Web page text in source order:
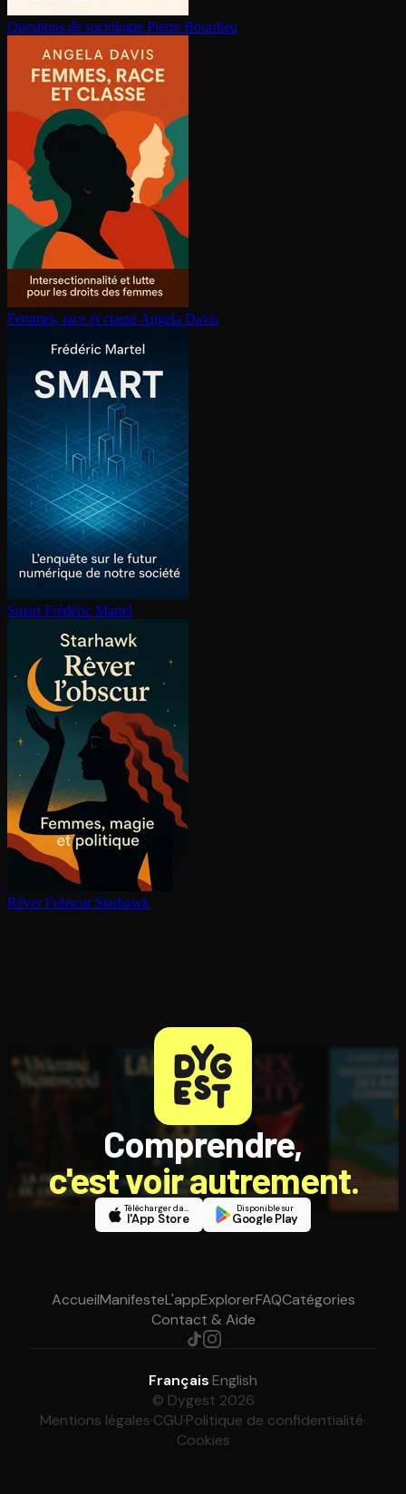
Questions de sociologie Pierre Bourdieu
Femmes, race et classe Angela Davis
Smart Frédéric Martel
Rêver l’obscur Starhawk
Comprendre,
c'est voir autrement.
Télécharger dans
l'App Store
Disponible sur
Google Play
AccueilManifesteL'appExplorerFAQCatégories
Contact & Aide
Français·English
© Dygest 2026
Mentions légales·CGU·Politique de confidentialité·
Cookies